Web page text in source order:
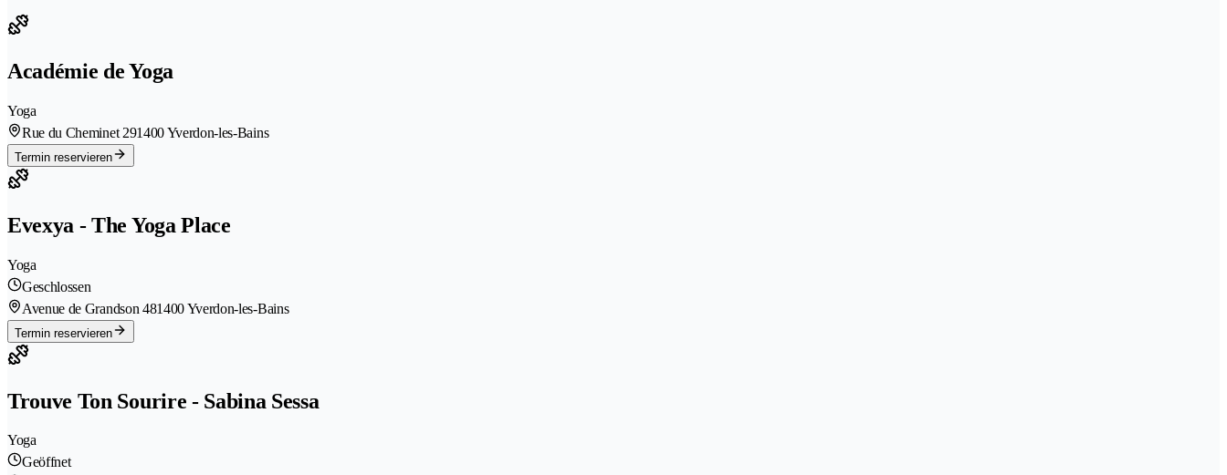
Académie de Yoga
Yoga
Rue du Cheminet 291400 Yverdon-les-Bains
Termin reservieren
Evexya - The Yoga Place
Yoga
Geschlossen
Avenue de Grandson 481400 Yverdon-les-Bains
Termin reservieren
Trouve Ton Sourire - Sabina Sessa
Yoga
Geöffnet